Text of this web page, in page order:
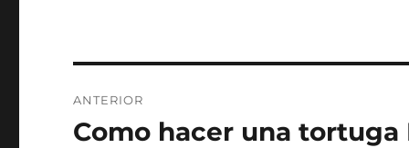
de
ANTERIOR
Entrada
Como hacer una tortuga